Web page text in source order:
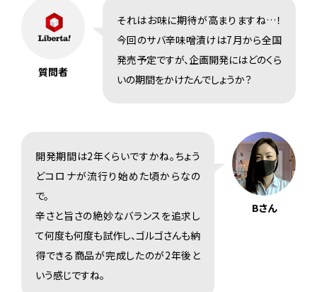
質問者
それはお味に期待が高まりますね…！
今回のサバ辛味噌漬けは7月から全国
発売予定ですが、企画開発にはどのくら
いの期間をかけたんでしょうか？
Bさん
開発期間は2年くらいですかね。ちょう
どコロナが流行り始めた頃からなの
で。
辛さと旨さの絶妙なバランスを追求し
て何度も何度も試作し、ゴルゴさんも納
得できる商品が完成したのが2年後と
いう感じですね。